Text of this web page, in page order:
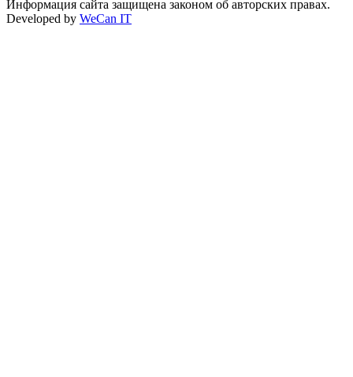
Информация сайта защищена законом об авторских правах.
Developed by WeCan IT